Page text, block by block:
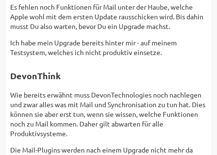
Es fehlen noch Funktionen für Mail unter der Haube, welche
Apple wohl mit dem ersten Update rausschicken wird. Bis dahin
musst Du also warten, bevor Du ein Upgrade machst.
Ich habe mein Upgrade bereits hinter mir - auf meinem
Testsystem, welches ich nicht produktiv einsetze.
DevonThink
Wie bereits erwähnt muss DevonTechnologies noch nachlegen
und zwar alles was mit Mail und Synchronisation zu tun hat. Dies
können sie aber erst tun, wenn sie wissen, welche Funktionen
noch zu Mail kommen. Daher gilt abwarten für alle
Produktivsysteme.
Die Mail-Plugins werden nach einem Upgrade nicht mehr da